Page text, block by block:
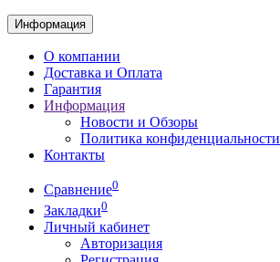
Информация
О компании
Доставка и Оплата
Гарантия
Информация
Новости и Обзоры
Политика конфиденциальности
Контакты
Сравнение0
Закладки0
Личный кабинет
Авторизация